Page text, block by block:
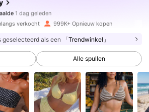
4 uur geleden
Volgers
Volgers
verkocht 999K+ Opnieuw kopen
geselecteerd als een 「Trendwinkel」
Alle spullen